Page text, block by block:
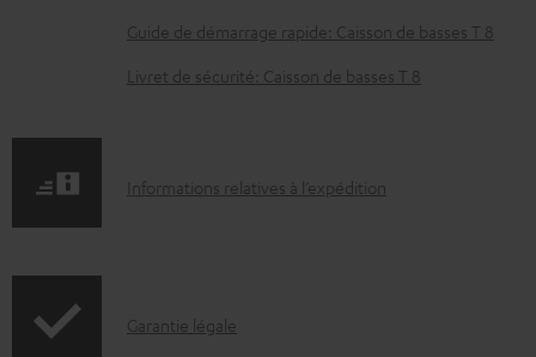
t
s
l
a
Guide de démarrage rapide: Caisson de basses T 8
Livret de sécurité: Caisson de basses T 8
I
r
Informations relatives à l’expédition
IGarantie légale